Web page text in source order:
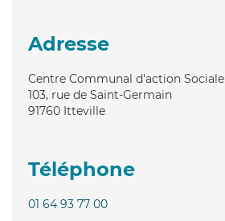
Adresse
Centre Communal d'action Sociale
103, rue de Saint-Germain
91760 Itteville
Téléphone
01 64 93 77 00